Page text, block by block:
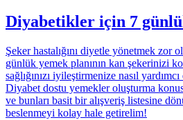
Diyabetikler için 7
Şeker hastalığını diyetle yönetmek zor
günlük yemek planının kan şekerinizi
sağlığınızı iyileştirmenize nasıl
Diyabet dostu yemekler oluşturma
ve bunları basit bir alışveriş listesine
beslenmeyi kolay hale getirelim!